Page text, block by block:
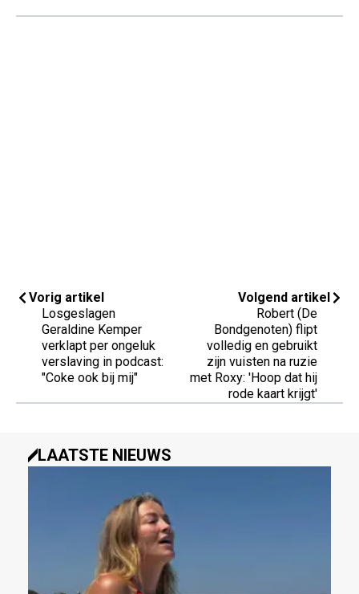
Vorig artikel
Losgeslagen
Geraldine Kemper
verklapt per ongeluk
verslaving in podcast:
"Coke ook bij mij"
Volgend artikel
Robert (De
Bondgenoten) flipt
volledig en gebruikt
zijn vuisten na ruzie
met Roxy: 'Hoop dat hij
rode kaart krijgt'
LAATSTE NIEUWS